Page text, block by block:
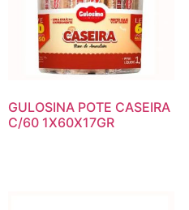
GULOSINA POTE CASEIRA
C/60 1X60X17GR